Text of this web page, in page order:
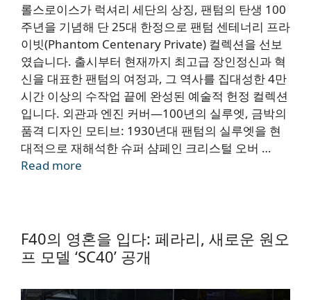
롤스로이스가 럭셔리 세단의 상징, 팬텀의 탄생 100
주년을 기념해 단 25대 한정으로 팬텀 센테너리 프라
이빗(Phantom Centenary Private) 컬렉션을 선보
였습니다. 출시부터 현재까지 최고급 장인정신과 혁
신을 대표한 팬텀의 여정과, 그 역사를 집대성한 4만
시간 이상의 수작업 끝에 완성된 예술적 헌정 컬렉션
입니다. 외관과 엔진 커버—100년의 실루엣, 금박의
품격 디자인 모티브: 1930년대 팬텀의 실루엣을 현
대적으로 재해석한 슈퍼 샴페인 크리스털 오버 …
Read more
F40의 영혼을 입다: 페라리, 새로운 원오
프 모델 ‘SC40’ 공개